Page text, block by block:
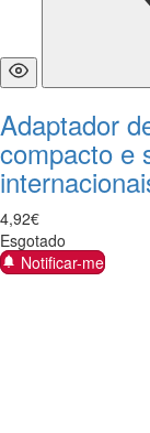
Adaptador
compacto e
4,92€
Esgotado
Notificar-me